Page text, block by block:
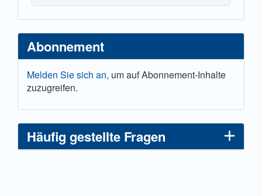
Abonnement
Melden Sie sich an, um auf Abonnement-Inhalte
zuzugreifen.
Häufig gestellte Fragen